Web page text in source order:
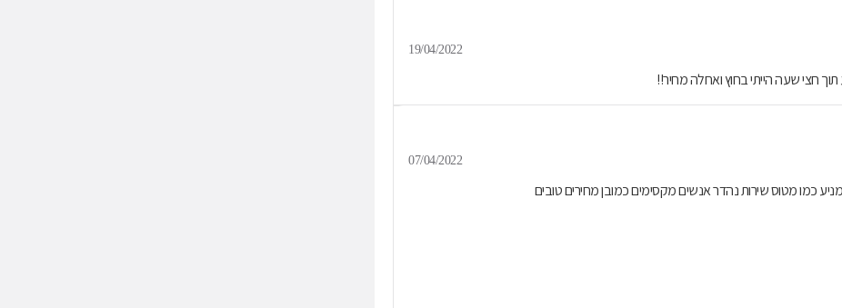
19/04/2022
חצי שעה הייתי בחוץ ואחלה מחיר!!
07/04/2022
כמו מטוס שירות נהדר אנשים מקסימים כמובן מחירים טובים